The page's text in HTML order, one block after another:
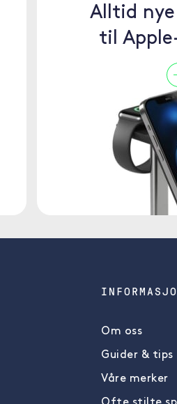
Alltid
til
Om oss
Guider & tips
Våre merker